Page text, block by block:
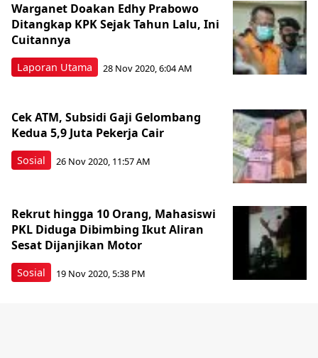
Laporan Utama
Warganet Doakan Edhy Prabowo
Ditangkap KPK Sejak Tahun Lalu, Ini
Cuitannya
28 Nov 2020, 6:04 AM
Sosial
Cek ATM, Subsidi Gaji Gelombang
Kedua 5,9 Juta Pekerja Cair
26 Nov 2020, 11:57 AM
Sosial
Rekrut hingga 10 Orang, Mahasiswi
PKL Diduga Dibimbing Ikut Aliran
Sesat Dijanjikan Motor
19 Nov 2020, 5:38 PM